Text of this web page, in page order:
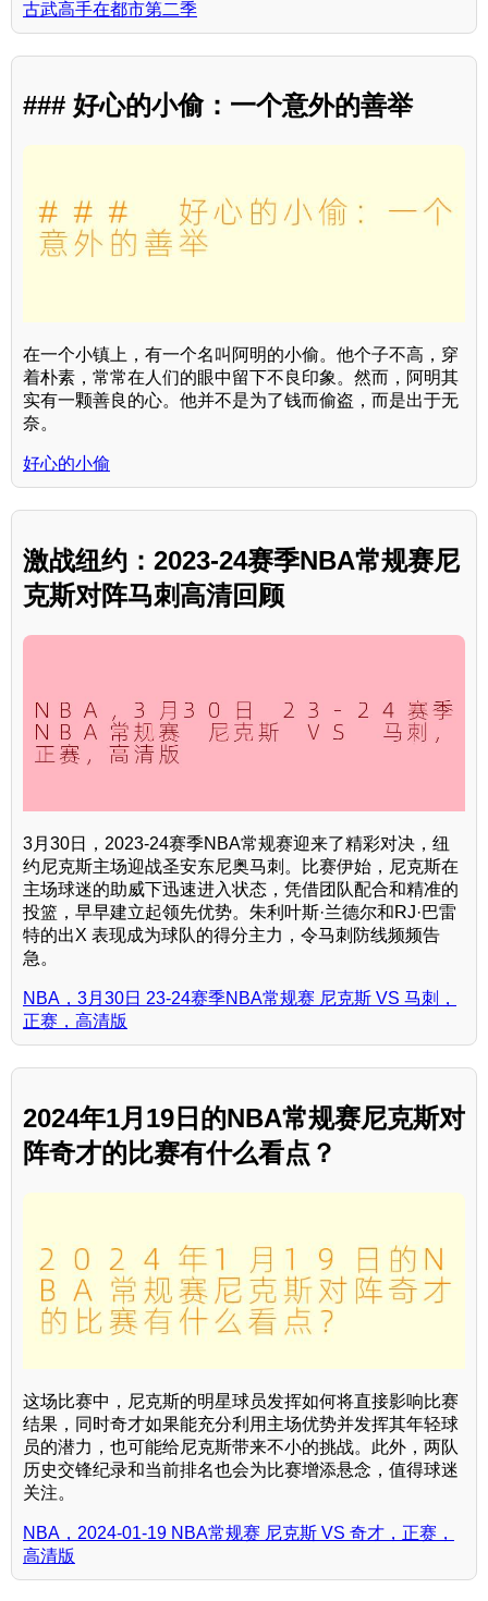
古武高手在都市第二季
### 好心的小偷：一个意外的善举
在一个小镇上，有一个名叫阿明的小偷。他个子不高，穿
着朴素，常常在人们的眼中留下不良印象。然而，阿明其
实有一颗善良的心。他并不是为了钱而偷盗，而是出于无
奈。
好心的小偷
激战纽约：2023-24赛季NBA常规赛尼
克斯对阵马刺高清回顾
3月30日，2023-24赛季NBA常规赛迎来了精彩对决，纽
约尼克斯主场迎战圣安东尼奥马刺。比赛伊始，尼克斯在
主场球迷的助威下迅速进入状态，凭借团队配合和精准的
投篮，早早建立起领先优势。朱利叶斯·兰德尔和RJ·巴雷
特的出X 表现成为球队的得分主力，令马刺防线频频告
急。
NBA，3月30日 23-24赛季NBA常规赛 尼克斯 VS 马刺，
正赛，高清版
2024年1月19日的NBA常规赛尼克斯对
阵奇才的比赛有什么看点？
这场比赛中，尼克斯的明星球员发挥如何将直接影响比赛
结果，同时奇才如果能充分利用主场优势并发挥其年轻球
员的潜力，也可能给尼克斯带来不小的挑战。此外，两队
历史交锋纪录和当前排名也会为比赛增添悬念，值得球迷
关注。
NBA，2024-01-19 NBA常规赛 尼克斯 VS 奇才，正赛，
高清版